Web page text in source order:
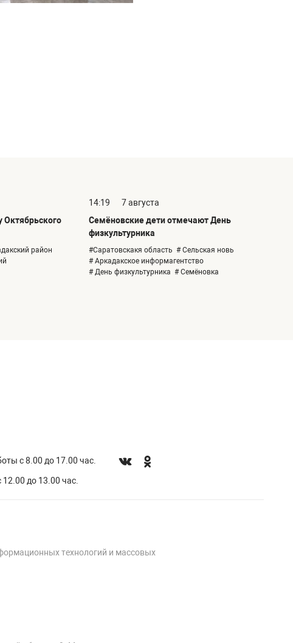
Октябрьского
район
14:19
7 августа
Семёновские дети отмечают День
физкультурника
#Саратовскакя область # Сельская новь
# Аркадакское информагентство
# День физкультурника # Семёновка
с 8.00 до 17.00 час.
12.00 до 13.00 час.
технологий и массовых